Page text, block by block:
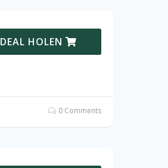
DEAL HOLEN
0 Comments